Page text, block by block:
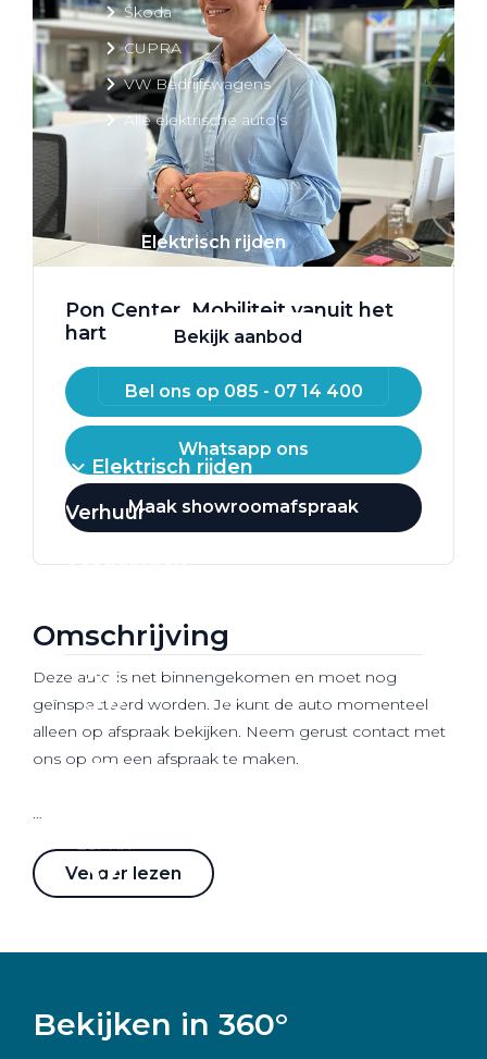
Škoda
CUPRA
VW Bedrijfswagens
Alle elektrische auto's
Elektrisch rijden
Bekijk aanbod
Elektrisch rijden
Verhuur
Vestigingen
Pon Center. Mobiliteit vanuit het
hart
Bel ons op 085 - 07 14 400
Whatsapp ons
Maak showroomafspraak
Omschrijving
Deze auto is net binnengekomen en moet nog
geïnspecteerd worden. Je kunt de auto momenteel
alleen op afspraak bekijken. Neem gerust contact met
ons op om een afspraak te maken.
Wij zijn Pon Center
CUPRA en Volkswagen Bedrijfswagensdealer in de
voor verkoop van nieuwe als gebruikte auto's maar
Verder lezen
Bekijken in 360°